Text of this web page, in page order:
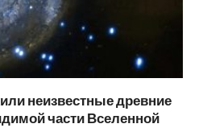
неизвестные древние
части Вселенной